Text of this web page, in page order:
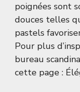
poignées sont
douces telles
pastels
Pour plus
bureau
cette page :